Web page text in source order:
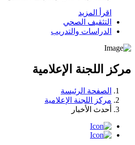
اقرأ المزيد
التثقيف الصحي
الدراسات والتدريب
مركز اللجنة الإعلامية
الصفحة الرئيسة
مركز اللجنة الإعلامية
أحدث الأخبار